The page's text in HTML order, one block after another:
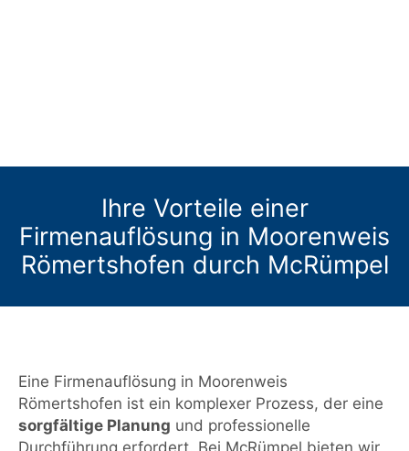
Ihre Vorteile einer
Firmenauflösung in Moorenweis
Römertshofen durch McRümpel
Eine Firmenauflösung in Moorenweis
Römertshofen ist ein komplexer Prozess, der eine
sorgfältige Planung und professionelle
Durchführung erfordert. Bei McRümpel bieten wir